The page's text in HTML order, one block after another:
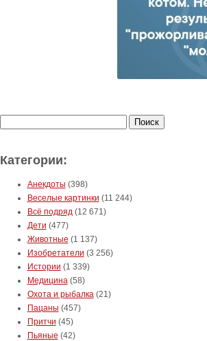
Категории:
Анекдоты (398)
Веселые картинки (11 244)
Всё подряд(12 671)
Дети (477)
Животные (1 137)
Изобретатели (3 256)
Истории (1 339)
Медицина(58)
Охота и рыбалка(21)
Пацаны (457)
Притчи (45)
Пьяные (42)